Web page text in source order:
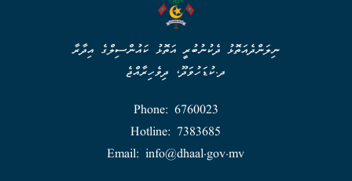
ނިލަންދެއަތޮޅު ދެކުނުބުރީ އަތޮޅު ކައުންސިލްގެ އިދާރާ
ދ.ކުޑަހުވަދޫ، ދިވެހިރާއްޖެ
Phone: 6760023
Hotline: 7383685
Email: info@dhaal.gov.mv